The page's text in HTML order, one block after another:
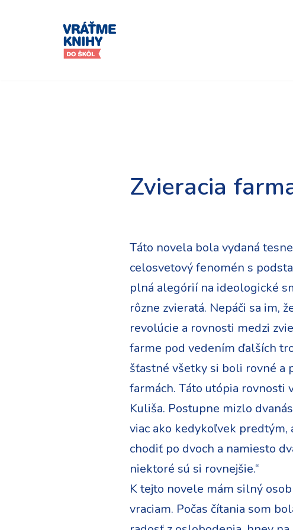
Zvieracia
Táto novela bola vydaná
celosvetový fenomén s
plná alegórií na ideologické
rôzne zvieratá. Nepáči sa im,
revolúcie a rovnosti medzi
farme pod vedením ďalších
šťastné všetky si boli rovné a
farmách. Táto utópia rovnosti
Kuliša. Postupne mizlo
viac ako kedykoľvek predtým,
chodiť po dvoch a namiesto
niektoré sú si rovnejšie.“
K tejto novele mám silný
vraciam. Počas čítania som